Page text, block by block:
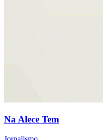
Na Alece Tem